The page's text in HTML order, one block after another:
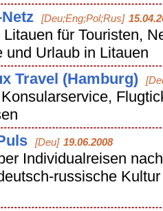
[Deu;Eng;Pol;Rus]
für Touristen,
und Urlaub in Litauen
Travel (Hamburg)
[Deu] 19.06.2008
Individualreisen
russische